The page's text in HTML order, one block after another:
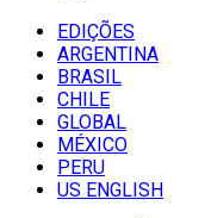
EDIÇÕES
ARGENTINA
BRASIL
CHILE
GLOBAL
MÉXICO
PERU
US ENGLISH